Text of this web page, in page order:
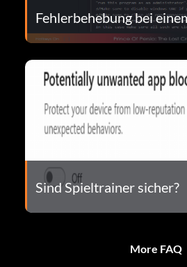
Fehlerbehebung bei
Sind Spieltrainer sicher?
More FAQ